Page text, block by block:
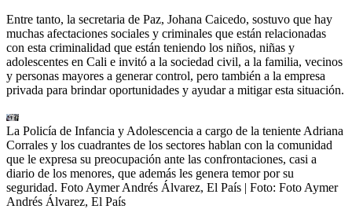
Entre tanto, la secretaria de Paz, Johana Caicedo, sostuvo que hay
muchas afectaciones sociales y criminales que están relacionadas
con esta criminalidad que están teniendo los niños, niñas y
adolescentes en Cali e invitó a la sociedad civil, a la familia, vecinos
y personas mayores a generar control, pero también a la empresa
privada para brindar oportunidades y ayudar a mitigar esta situación.
La Policía de Infancia y Adolescencia a cargo de la teniente Adriana
Corrales y los cuadrantes de los sectores hablan con la comunidad
que le expresa su preocupación ante las confrontaciones, casi a
diario de los menores, que además les genera temor por su
seguridad. Foto Aymer Andrés Álvarez, El País | Foto: Foto Aymer
Andrés Álvarez, El País